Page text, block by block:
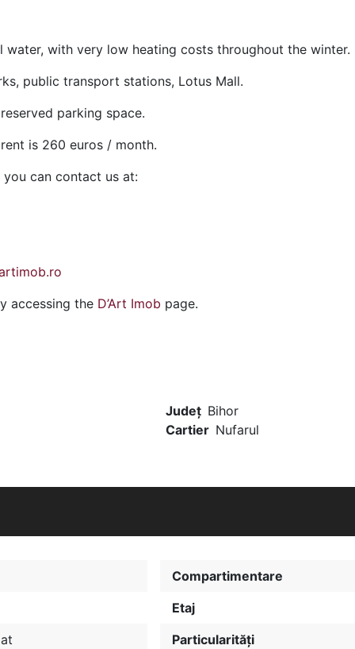
with very low heating costs throughout the winter.
public transport stations, Lotus Mall.
parking space.
is 260 euros / month.
can contact us at:
accessing the D’Art Imob page.
Județ Bihor
Cartier Nufarul
Compartimentare
Etaj
Particularități